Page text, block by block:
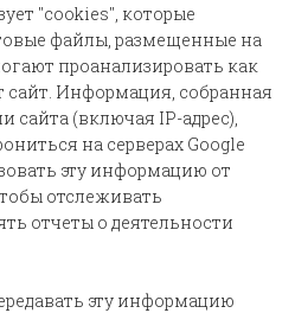
"cookies", которые
файлы, размещенные на
проанализировать как
сайт. Информация, собранная
сайта (включая IP-адрес),
на серверах Google
эту информацию от
отслеживать
отчеты о деятельности
эту информацию